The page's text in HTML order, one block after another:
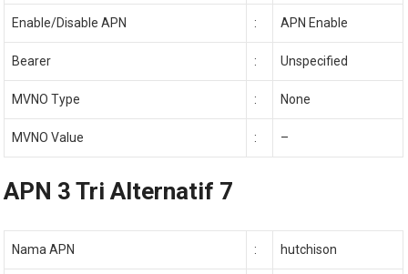
Enable/Disable APN : APN Enable
Bearer : Unspecified
MVNO Type : None
MVNO Value : –
APN 3 Tri Alternatif 7
Nama APN : hutchison